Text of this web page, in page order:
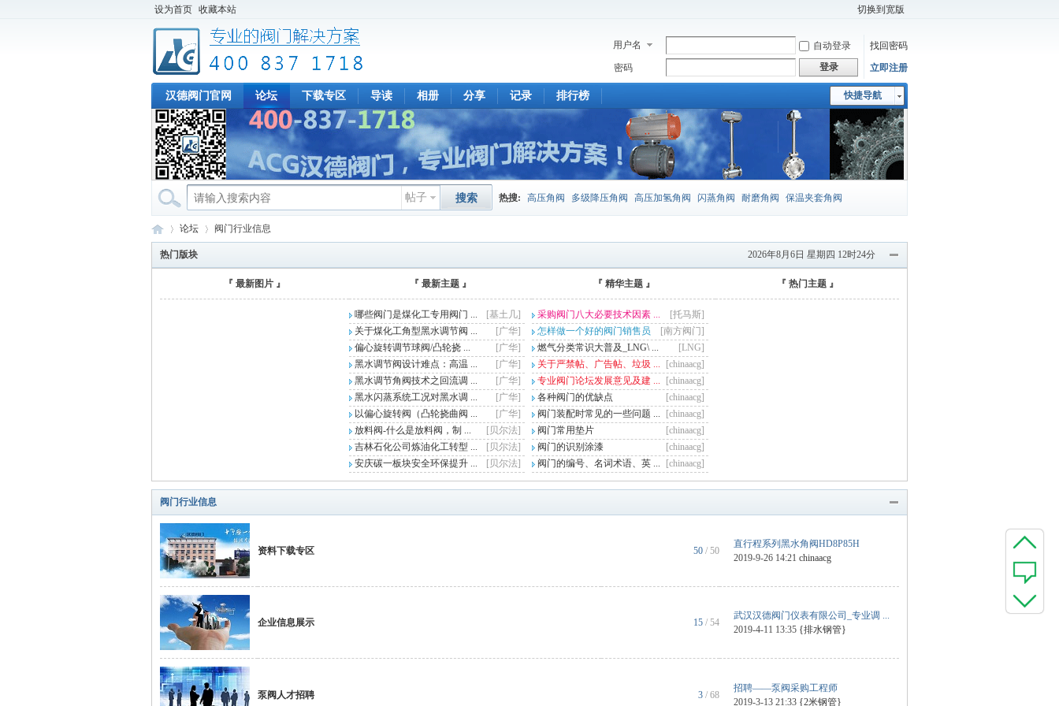
设为首页 收藏本站 切换到宽版
用户名 自动登录
找回密码
密码
登录 立即注册
快捷导航
汉德阀门官网 论坛 下载专区 导读 相册 分享 记录 排行榜
帖子 搜索 热搜: 高压角阀 多级降压角阀 高压加氢角阀 闪蒸角阀 耐磨角阀 保温夹套角阀
专
阀
»
论坛
›
阀门行业信息
2026年8月6日 星期四 12时24分
热门版块
『 最新图片 』 『 最新主题 』 『 精华主题 』 『 热门主题 』
[基土几]
哪些阀门是煤化工专用阀门 ...
[广华]
关于煤化工角型黑水调节阀 ...
[广华]
偏心旋转调节球阀/凸轮挠 ...
[广华]
黑水调节阀设计难点：高温 ...
[广华]
黑水调节角阀技术之回流调 ...
[广华]
黑水闪蒸系统工况对黑水调 ...
[广华]
以偏心旋转阀（凸轮挠曲阀 ...
[贝尔法]
放料阀-什么是放料阀，制 ...
[贝尔法]
吉林石化公司炼油化工转型 ...
[贝尔法]
安庆碳一板块安全环保提升 ...
[托马斯]
采购阀门八大必要技术因素 ...
[南方阀门]
怎样做一个好的阀门销售员
...
[LNG]
燃气分类常识大普及_LNG\ ...
[chinaacg]
关于严禁帖、广告帖、垃圾 ...
[chinaacg]
专业阀门论坛发展意见及建 ...
[chinaacg]
各种阀门的优缺点
[chinaacg]
阀门装配时常见的一些问题 ...
[chinaacg]
阀门常用垫片
[chinaacg]
阀门的识别涂漆
[chinaacg]
阀门的编号、名词术语、英 ...
阀门行业信息
资料下载专区 50 / 50
直行程系列黑水角阀HD8P85H
2019-9-26 14:21 chinaacg
企业信息展示 15 / 54
武汉汉德阀门仪表有限公司_专业调 ...
2019-4-11 13:35 {排水钢管}
泵阀人才招聘 3 / 68
招聘——泵阀采购工程师
2019-3-13 21:33 {2米钢管}